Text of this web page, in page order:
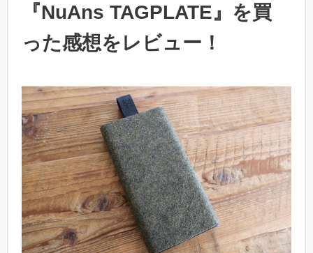
『NuAns TAGPLATE』を買
った感想をレビュー！